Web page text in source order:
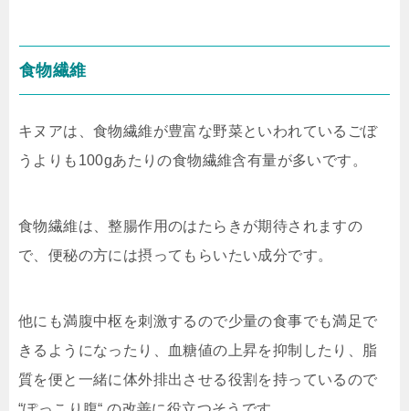
食物繊維
キヌアは、食物繊維が豊富な野菜といわれているごぼ
うよりも100gあたりの食物繊維含有量が多いです。
食物繊維は、整腸作用のはたらきが期待されますの
で、便秘の方には摂ってもらいたい成分です。
他にも満腹中枢を刺激するので少量の食事でも満足で
きるようになったり、血糖値の上昇を抑制したり、脂
質を便と一緒に体外排出させる役割を持っているので